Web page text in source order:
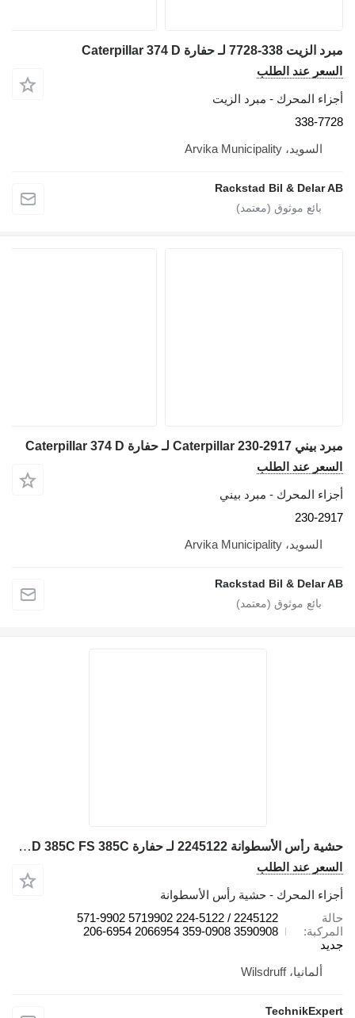
مبرد الزيت 338-7728 لـ حفارة Caterpillar 374 D
السعر عند الطلب
أجزاء المحرك - مبرد الزيت
338-7728
السويد، Arvika Municipality
Rackstad Bil & Delar AB
مبرد بيني Caterpillar 230-2917 لـ حفارة Caterpillar 374 D
السعر عند الطلب
أجزاء المحرك - مبرد بيني
230-2917
السويد، Arvika Municipality
Rackstad Bil & Delar AB
حشية رأس الأسطوانة 2245122 لـ حفارة Caterpillar 385C L 336F 365C L 385C L MH 374D L 374D 385C FS 385C
السعر عند الطلب
أجزاء المحرك - حشية رأس الأسطوانة
حالة
المركبة
جديد
2245122 / 224-5122 5719902 571-9902
3590908 359-0908 2066954 206-6954
ألمانيا، Wilsdruff
TechnikExpert